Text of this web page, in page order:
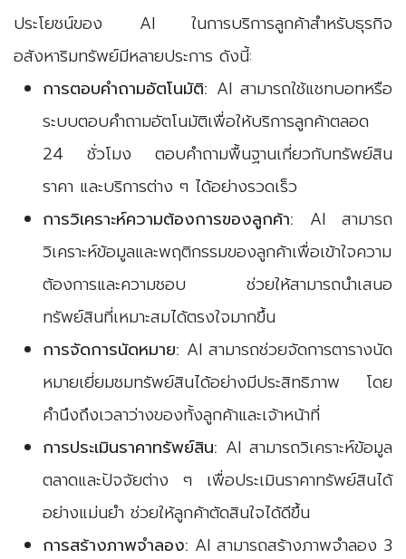
ประโยชน์ของ AI ในการบริการลูกค้าสำหรับธุรกิจ
อสังหาริมทรัพย์มีหลายประการ ดังนี้:
การตอบคำถามอัตโนมัติ: AI สามารถใช้แชทบอทหรือ
ระบบตอบคำถามอัตโนมัติเพื่อให้บริการลูกค้าตลอด
24 ชั่วโมง ตอบคำถามพื้นฐานเกี่ยวกับทรัพย์สิน
ราคา และบริการต่าง ๆ ได้อย่างรวดเร็ว
การวิเคราะห์ความต้องการของลูกค้า: AI สามารถ
วิเคราะห์ข้อมูลและพฤติกรรมของลูกค้าเพื่อเข้าใจความ
ต้องการและความชอบ ช่วยให้สามารถนำเสนอ
ทรัพย์สินที่เหมาะสมได้ตรงใจมากขึ้น
การจัดการนัดหมาย: AI สามารถช่วยจัดการตารางนัด
หมายเยี่ยมชมทรัพย์สินได้อย่างมีประสิทธิภาพ โดย
คำนึงถึงเวลาว่างของทั้งลูกค้าและเจ้าหน้าที่
การประเมินราคาทรัพย์สิน: AI สามารถวิเคราะห์ข้อมูล
ตลาดและปัจจัยต่าง ๆ เพื่อประเมินราคาทรัพย์สินได้
อย่างแม่นยำ ช่วยให้ลูกค้าตัดสินใจได้ดีขึ้น
การสร้างภาพจำลอง: AI สามารถสร้างภาพจำลอง 3